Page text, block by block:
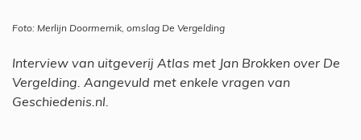
Foto: Merlijn Doormernik, omslag De Vergelding
Interview van uitgeverij Atlas met Jan Brokken over De
Vergelding. Aangevuld met enkele vragen van
Geschiedenis.nl.